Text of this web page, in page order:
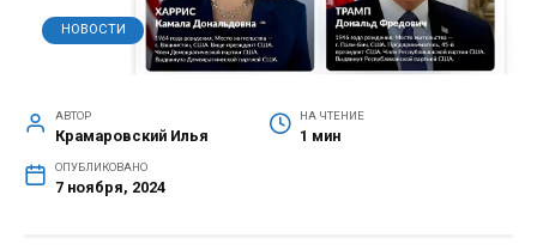
НОВОСТИ
АВТОР
Крамаровский Илья
НА ЧТЕНИЕ
1 мин
ОПУБЛИКОВАНО
7 ноября, 2024